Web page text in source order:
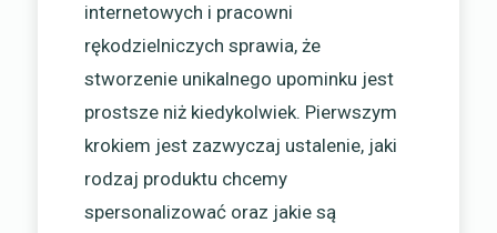
internetowych i pracowni
rękodzielniczych sprawia, że
stworzenie unikalnego upominku jest
prostsze niż kiedykolwiek. Pierwszym
krokiem jest zazwyczaj ustalenie, jaki
rodzaj produktu chcemy
spersonalizować oraz jakie są